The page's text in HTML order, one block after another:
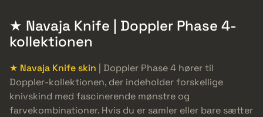
★ Navaja Knife | Doppler Phase 4-
kollektionen
★ Navaja Knife skin | Doppler Phase 4 hører til
Doppler-kollektionen, der indeholder forskellige
knivskind med fascinerende mønstre og
farvekombinationer. Hvis du er samler eller bare sætter